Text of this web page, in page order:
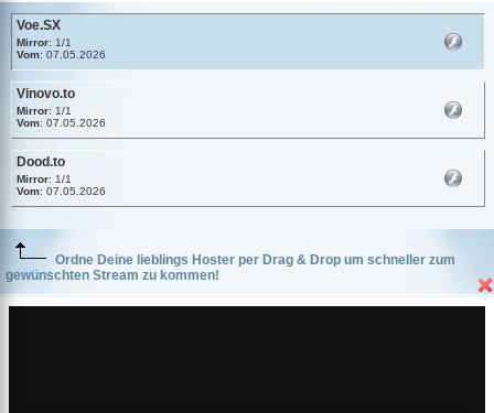
Voe.SX
Mirror: 1/1
Vom: 07.05.2026
Vinovo.to
Mirror: 1/1
Vom: 07.05.2026
Dood.to
Mirror: 1/1
Vom: 07.05.2026
Ordne Deine lieblings Hoster per Drag & Drop um schneller zum
gewünschten Stream zu kommen!